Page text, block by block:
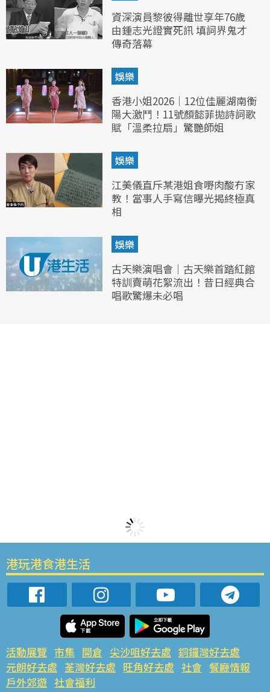
資深演員黎彼得離世享年76歲
由鍾志光證實死訊 填詞界鬼才
傳奇落幕
娛樂
香港小姐2026｜12位佳麗湖南衡
陽大激鬥！11號顏懿菲拋詩詞歌
賦「溫柔拉扇」驚艷師姐
娛樂
江美儀直斥某港姐食嘢肉酸冇家
教！當事人手寫信曝光揭終極真
相
娛樂
古天樂演唱會｜古天樂首踏紅館
特訓賣萌花絮流出！昔日經典合
唱歌驚爆未必唱
港玩港食港生活
活動展覽 市集 開倉 尖沙咀好去處 銅鑼灣好去處
元朗好去處 荃灣好去處 旺角好去處 社會 餐廳情報
戶外郊遊 社會福利